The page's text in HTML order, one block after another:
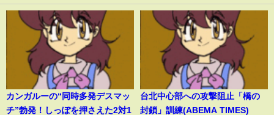
カンガルーの“同時多発デスマッ
チ”勃発！しっぽを押さえた2対1
台北中心部への攻撃阻止「橋の
封鎖」訓練(ABEMA TIMES)